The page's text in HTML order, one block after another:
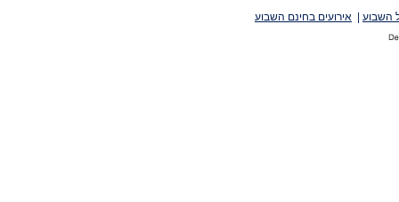
השבוע אירועים בחינם השבוע